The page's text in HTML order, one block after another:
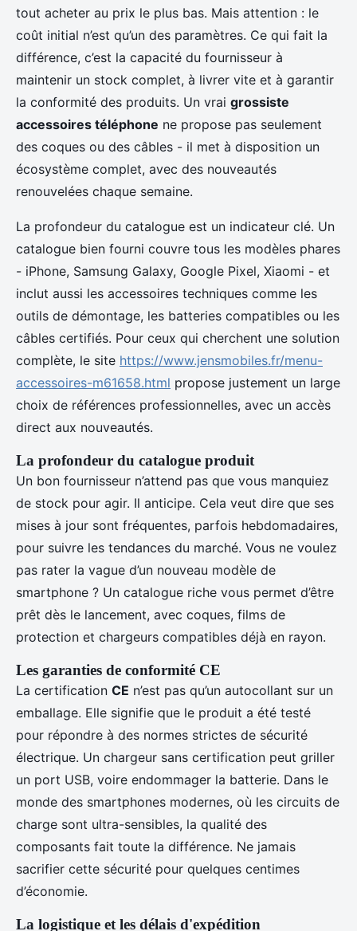
tout acheter au prix le plus bas. Mais attention : le
coût initial n’est qu’un des paramètres. Ce qui fait la
différence, c’est la capacité du fournisseur à
maintenir un stock complet, à livrer vite et à garantir
la conformité des produits. Un vrai grossiste
accessoires téléphone ne propose pas seulement
des coques ou des câbles - il met à disposition un
écosystème complet, avec des nouveautés
renouvelées chaque semaine.
La profondeur du catalogue est un indicateur clé. Un
catalogue bien fourni couvre tous les modèles phares
- iPhone, Samsung Galaxy, Google Pixel, Xiaomi - et
inclut aussi les accessoires techniques comme les
outils de démontage, les batteries compatibles ou les
câbles certifiés. Pour ceux qui cherchent une solution
complète, le site https://www.jensmobiles.fr/menu-
accessoires-m61658.html propose justement un large
choix de références professionnelles, avec un accès
direct aux nouveautés.
La profondeur du catalogue produit
Un bon fournisseur n’attend pas que vous manquiez
de stock pour agir. Il anticipe. Cela veut dire que ses
mises à jour sont fréquentes, parfois hebdomadaires,
pour suivre les tendances du marché. Vous ne voulez
pas rater la vague d’un nouveau modèle de
smartphone ? Un catalogue riche vous permet d’être
prêt dès le lancement, avec coques, films de
protection et chargeurs compatibles déjà en rayon.
Les garanties de conformité CE
La certification CE n’est pas qu’un autocollant sur un
emballage. Elle signifie que le produit a été testé
pour répondre à des normes strictes de sécurité
électrique. Un chargeur sans certification peut griller
un port USB, voire endommager la batterie. Dans le
monde des smartphones modernes, où les circuits de
charge sont ultra-sensibles, la qualité des
composants fait toute la différence. Ne jamais
sacrifier cette sécurité pour quelques centimes
d’économie.
La logistique et les délais d'expédition